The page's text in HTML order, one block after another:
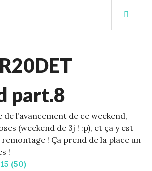
part.8
l’avancement de ce weekend,
(weekend de 3j ! :p), et ça y est
remontage ! Ça prend de la place un
!